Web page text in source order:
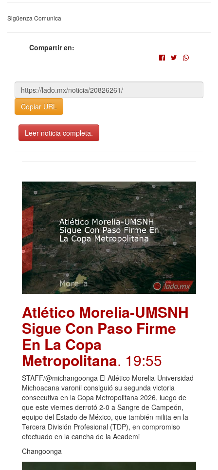
Sigüenza Comunica
Compartir en:
Copiar URL
Leer noticia completa.
Atlético Morelia-UMSNH
Sigue Con Paso Firme
En La Copa
Metropolitana. 19:55
STAFF/@michangoonga El Atlético Morelia-Universidad
Michoacana varonil consiguió su segunda victoria
consecutiva en la Copa Metropolitana 2026, luego de
que este viernes derrotó 2-0 a Sangre de Campeón,
equipo del Estado de México, que también milita en la
Tercera División Profesional (TDP), en compromiso
efectuado en la cancha de la Academi
Changoonga